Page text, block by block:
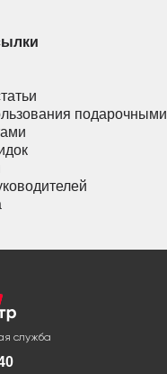
подарочными
служба